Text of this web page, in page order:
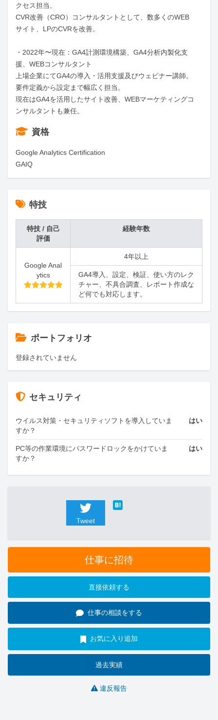
クセス担当。
CVR改善（CRO）コンサルタントとして、数多くのWEB
サイト、LPのCVRを改善。
・2022年〜現在：GA4計測環境構築、GA4分析内製化支
援、WEBコンサルタント
上場企業にてGA4の導入・活用支援及びウェビナー講師。
要件定義から設定まで幅広く担当。
現在はGA4を活用したサイト改善、WEBマーケティングコ
ンサルタントも兼任。
資格
Google Analytics Certification
GAIQ
特技
特技 / 自己
評価
経験年数
Google Anal
ytics
4年以上
GA4導入、設定、検証、使い方のレク
チャー、不具合調査、レポート作成な
ど何でも対応します。
ポートフォリオ
登録されていません
セキュリティ
ウイルス対策・セキュリティソフトを導入していま
すか？
はい
PC等の作業環境にパスワードロックをかけていま
すか？
はい
Tweet
仕事に招待
直接依頼する
仕事の相談をする
お気に入り追加
過去実績
違反報告